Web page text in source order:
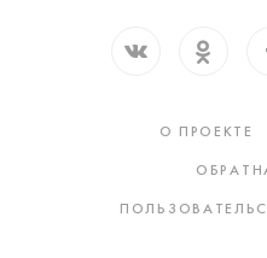
О ПРОЕКТЕ